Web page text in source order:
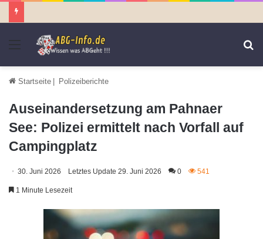
Menü
Startseite | Polizeiberichte
Auseinandersetzung am Pahnaer
See: Polizei ermittelt nach Vorfall auf
Campingplatz
30. Juni 2026 Letztes Update 29. Juni 2026 0 541
1 Minute Lesezeit